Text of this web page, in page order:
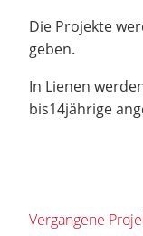
Die Projekte
geben.
In Lienen
bis14jährige
Vergangene